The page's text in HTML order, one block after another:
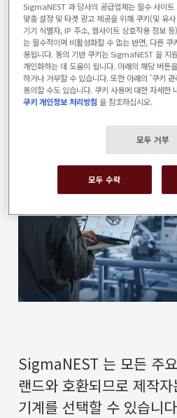
2. SigmaNEST
계를 구동할 수 있
SigmaNEST 는 모든 주
랜드와 호환되므로 제작
기계를 선택할 수 있습니
SigmaNEST 과 당사의 공급업체는 필수 사이
맞춤 설정 및 타겟 광고 제공을 위해 쿠키(및 유
기기 식별자, IP 주소, 웹사이트 상호작용 정보
는 필수적이며 비활성화할 수 없는 반면, 다른
용됩니다. 동의 기반 쿠키는 SigmaNEST 을 지
개인화하는 데 도움이 됩니다. 아래의 해당 버튼
하거나 거부할 수 있습니다. 또한 아래의 '쿠키
동의할 수도 있습니다. 쿠키 사용에 대한 자세한
쿠키 개인정보 처리방침 을 참조하십시오.
모두 거부
모두 수락